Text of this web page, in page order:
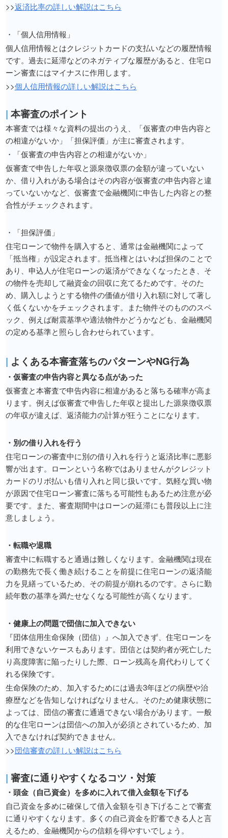
>>返済比率の詳しい解説はこちら
・「個人信用情報」
個人信用情報とはクレジットカードの支払いなどの履歴情報
です。過去に延滞などのネガティブな履歴があると、住宅ロ
ーン審査にはマイナスに作用します。
>>個人信用情報の詳しい解説はこちら
| 本審査のポイント
本審査では様々な資料の提出のうえ、「仮審査の申告内容と
の相違がないか」「担保評価」が主に審査されます。
・「仮審査の申告内容との相違がないか」
仮審査で申告した年収と源泉徴収票の金額が違っていない
か、借り入れがある場合はその内容が仮審査の申告内容と違
っていないかなど、仮審査で金融機関に申告した内容との整
合性がチェックされます。
・「担保評価」
住宅ローンで物件を購入すると、通常は金融機関によって
「抵当権」が設定されます。抵当権とはいわば担保のことで
あり、申込人が住宅ローンの返済ができなくなったとき、そ
の物件を売却して融資金の回収に充てるためです。そのた
め、購入しようとする物件の価値が借り入れ額に対して著し
く低くないかをチェックされます。また物件そのもののスペ
ック、例えば耐震基準や適法物件かどうかなども、金融機関
の定める基準と照らし合わせられています。
| よくある本審査落ちのパターンやNG行為
・仮審査の申告内容と異なる点があった
仮審査と本審査で申告内容に相違があると落ちる確率が高ま
ります。例えば仮審査で申告した年収と提出した源泉徴収票
の年収が違えば、返済能力の計算が狂うことになります。
・別の借り入れを行う
住宅ローンの審査中に別の借り入れを行うと返済比率に悪影
響が出ます。ローンという名称ではありませんがクレジット
カードのリボ払いも借り入れと同じ扱いです。気軽な買い物
が原因で住宅ローン審査に落ちる可能性もあるため注意が必
要です。また、審査期間中はローンの延滞にも普段以上に注
意しましょう。
・転職や退職
審査中に転職すると通過は難しくなります。金融機関は現在
の勤務先で長く働き続けることを前提に住宅ローンの返済能
力を見繕っているため、その前提が崩れるのです。さらに勤
続年数の基準を満たせなくなる可能性が高くなります。
・健康上の問題で団信に加入できない
『団体信用生命保険（団信）』へ加入できず、住宅ローンを
利用できないケースもあります。団信とは契約者が死亡した
り高度障害に陥ったりした際、ローン残高を肩代わりしてく
れる保険です。
生命保険のため、加入するためには過去3年ほどの病歴や治
療歴などを告知しなければなりません。そのため健康状態に
よっては、団信の審査に通過できない場合があります。一般
的な住宅ローンは団信への加入が必須とされているため、加
入できなければ契約できません。
>>団信審査の詳しい解説はこちら
| 審査に通りやすくなるコツ・対策
・頭金（自己資金）を多めに入れて借入金額を下げる
自己資金を多めに確保して借入金額を引き下げることで審査
に通りやすくなります。多くの自己資金を貯蓄できる人と言
えるため、金融機関からの信頼を得やすいでしょう。